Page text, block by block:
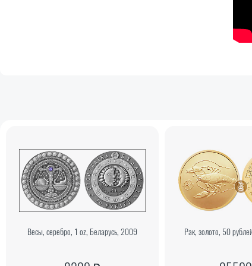
Весы, серебро, 1 oz, Беларусь, 2009 Рак, золото, 50